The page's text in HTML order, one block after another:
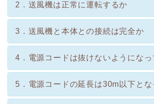
2．送風機は正常に運転するか
3．送風機と本体との接続は完全か
4．電源コードは抜けないようになっ
5．電源コードの延長は30m以下と